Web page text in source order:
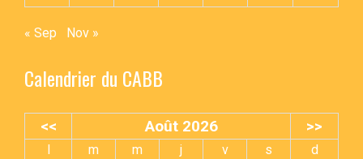
« Sep Nov »
Calendrier du CABB
<< Août 2026 >>
l m m j v s
d